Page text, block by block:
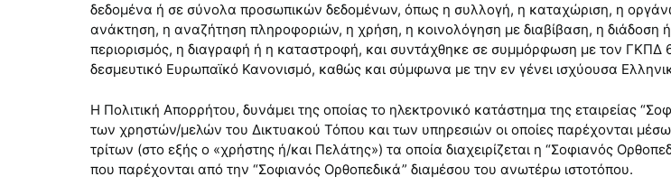
δεδομένα ή σε σύνολα προσωπικών δεδομένων, όπως η συλλογή, η καταχώριση, η
ανάκτηση, η αναζήτηση πληροφοριών, η χρήση, η κοινολόγηση με διαβίβαση, η
περιορισμός, η διαγραφή ή η καταστροφή, και συντάχθηκε σε συμμόρφωση με τον ΓΚΠΔ
δεσμευτικό Ευρωπαϊκό Κανονισμό, καθώς και σύμφωνα με την εν γένει ισχύουσα
H Πολιτική Απορρήτου, δυνάμει της οποίας το ηλεκτρονικό κατάστημα της εταιρείας
των χρηστών/μελών του Δικτυακού Τόπου και των υπηρεσιών οι οποίες παρέχονται
τρίτων (στο εξής ο «χρήστης ή/και Πελάτης») τα οποία διαχειρίζεται η “Σοφιανός
που παρέχονται από την “Σοφιανός Ορθοπεδικά” διαμέσου του ανωτέρω ιστοτόπου.